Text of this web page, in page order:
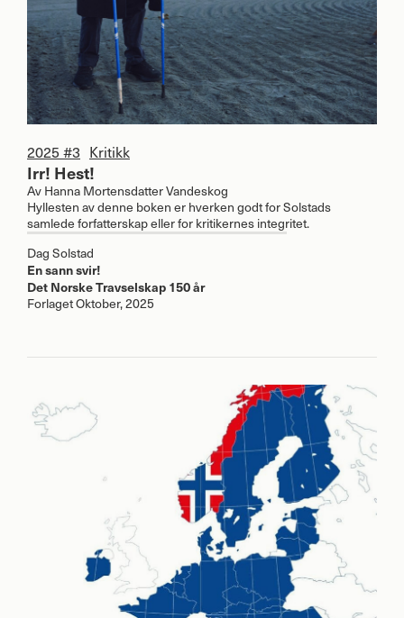
2025 #3 Kritikk
Irr! Hest!
Av Hanna Mortensdatter Vandeskog
Hyllesten av denne boken er hverken godt for Solstads
samlede forfatterskap eller for kritikernes integritet.
Dag Solstad
En sann svir!
Det Norske Travselskap 150 år
Forlaget Oktober, 2025